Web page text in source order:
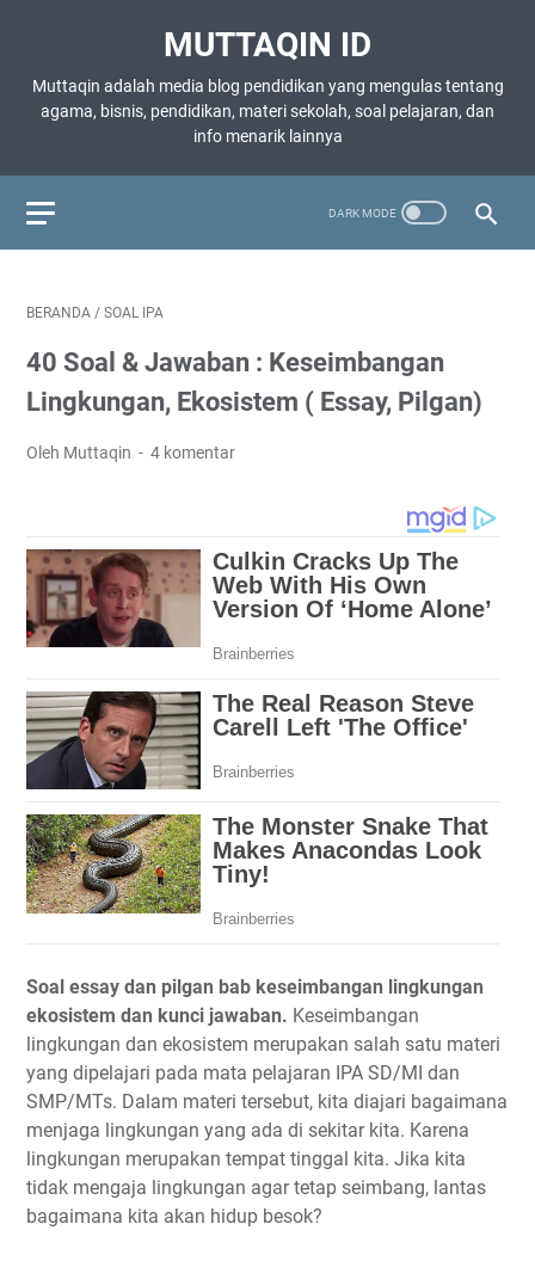
MUTTAQIN ID
Muttaqin adalah media blog pendidikan yang mengulas tentang
agama, bisnis, pendidikan, materi sekolah, soal pelajaran, dan
info menarik lainnya
BERANDA / SOAL IPA
40 Soal & Jawaban : Keseimbangan
Lingkungan, Ekosistem ( Essay, Pilgan)
Oleh Muttaqin 4 komentar
Soal essay dan pilgan bab keseimbangan lingkungan
ekosistem dan kunci jawaban. Keseimbangan
lingkungan dan ekosistem merupakan salah satu materi
yang dipelajari pada mata pelajaran IPA SD/MI dan
SMP/MTs. Dalam materi tersebut, kita diajari bagaimana
menjaga lingkungan yang ada di sekitar kita. Karena
lingkungan merupakan tempat tinggal kita. Jika kita
tidak mengaja lingkungan agar tetap seimbang, lantas
bagaimana kita akan hidup besok?